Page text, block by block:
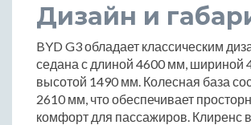
Дизайн и
BYD G3 обладает классическим
седана с длиной 4600 мм, шириной
высотой 1490 мм. Колесная база
2610 мм, что обеспечивает
комфорт для пассажиров. Клиренс